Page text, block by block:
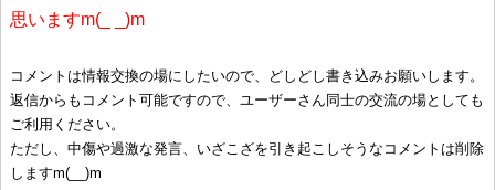
思いますm(_ _)m
コメントは情報交換の場にしたいので、どしどし書き込みお願いします。
返信からもコメント可能ですので、ユーザーさん同士の交流の場としても
ご利用ください。
ただし、中傷や過激な発言、いざこざを引き起こしそうなコメントは削除
しますm(__)m